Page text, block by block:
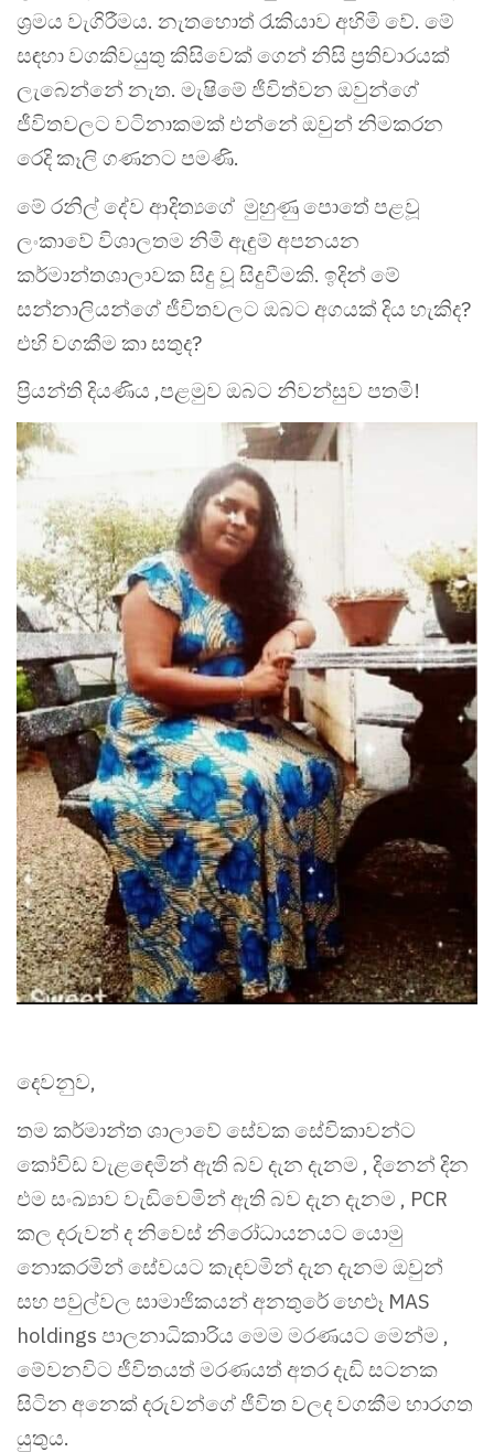
ශ්‍රමය වැගිරීමය. නැතහොත් රැකියාව අහිමි වේ. මේ
සඳහා වගකිවයුතු කිසිවෙක් ගෙන් නිසි ප්‍රතිචාරයක්
ලැබෙන්නේ නැත. මැෂිමේ ජීවිත්වන ඔවුන්ගේ
ජීවිතවලට වටිනාකමක් එන්නේ ඔවුන් නිමකරන
රෙදි කෑලි ගණනට පමණි.
මේ රනිල් දේව ආදිත්‍යගේ මුහුණු පොතේ පළවූ
ලංකාවේ විශාලතම නිමි ඇඳුම් අපනයන
කර්මාන්තශාලාවක සිදු වූ සිදුවීමකි. ඉදින් මේ
සන්නාලියන්ගේ ජීවිතවලට ඔබට අගයක් දිය හැකිද?
එහි වගකීම කා සතුද?
ප්‍රියන්ති දියණිය ,පළමුව ඔබට නිවන්සුව පතමි!
දෙවනුව,
තම කර්මාන්ත ශාලාවේ සේවක සේවිකාවන්ට
කෝවිඩ වැළඳෙමින් ඇති බව දැන දැනම , දිනෙන් දින
එම සංඛ්‍යාව වැඩිවෙමින් ඇති බව දැන දැනම , PCR
කල දරුවන් ද නිවෙස් නිරෝධායනයට යොමු
නොකරමින් සේවයට කැඳවමින් දැන දැනම ඔවුන්
සහ පවුල්වල සාමාජිකයන් අනතුරේ හෙළූ MAS
holdings පාලනාධිකාරිය මෙම මරණයට මෙන්ම ,
මේවනවිට ජීවිතයත් මරණයත් අතර දැඩි සටනක
සිටින අනෙක් දරුවන්ගේ ජීවිත වලද වගකීම භාරගත
යුතුය.